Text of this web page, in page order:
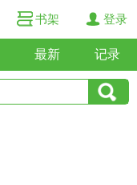
书架 登录
最新 记录